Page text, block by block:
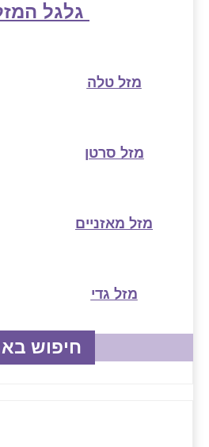
גלגל
מזל טלה
מזל סרטן
מזל מאזניים
מזל גדי
חיפוש